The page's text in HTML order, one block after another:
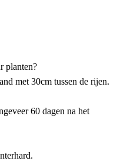
planten?
met 30cm tussen de rijen.
60 dagen na het